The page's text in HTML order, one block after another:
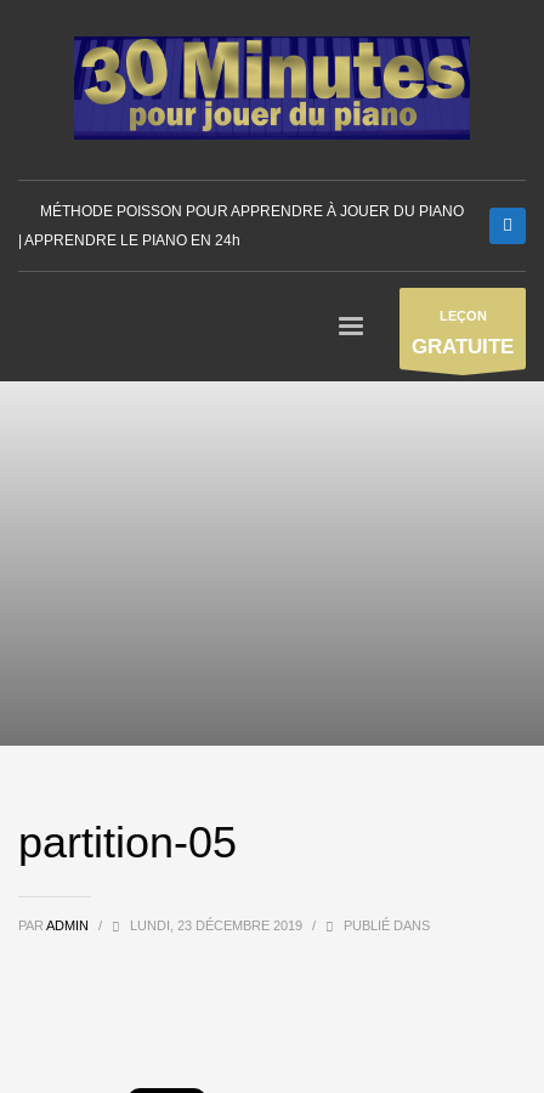
MÉTHODE POISSON POUR APPRENDRE À JOUER DU PIANO
| APPRENDRE LE PIANO EN 24h
LEÇON
GRATUITE
partition-05
PAR ADMIN / LUNDI, 23 DÉCEMBRE 2019 / PUBLIÉ DANS